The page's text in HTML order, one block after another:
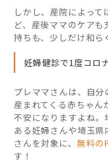
しかし、産院によっ
ど、産後ママのケア
持ちも、少しだけ和ら
妊婦健診で1度コロ
プレママさんは、自分
産まれてくる赤ちゃ
不安になりますよね
ある妊婦さんや埼玉
さんを対象に、 無料の
す！